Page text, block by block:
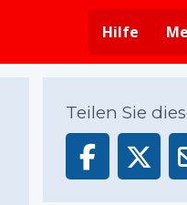
Hilfe
Teilen Sie